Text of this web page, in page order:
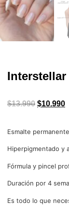
Interstellar
$13.990 $10.990
Esmalte
Hiperpigmentado y
Fórmula y pincel
Duración por 4
Es todo lo que